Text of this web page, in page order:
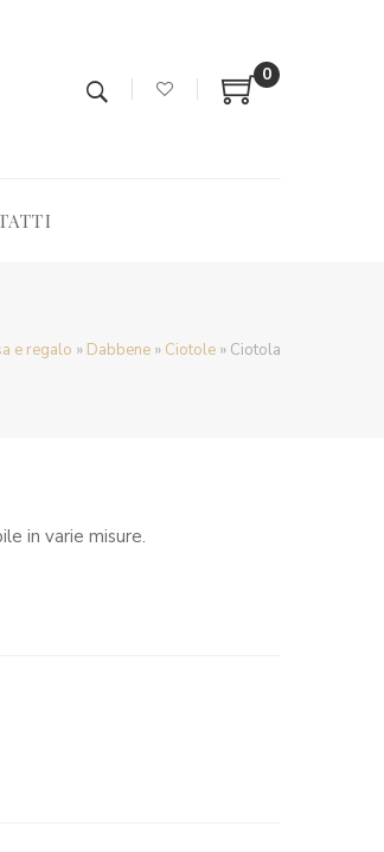
0
e regalo » Dabbene » Ciotole » Ciotola
in varie misure.